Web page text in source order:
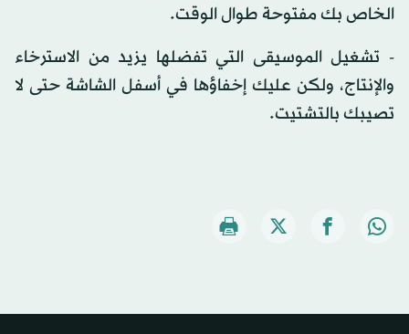
الخاص بك مفتوحة طوال الوقت.
- تشغيل الموسيقى التي تفضلها يزيد من الاسترخاء
والإنتاج، ولكن عليك إخفاؤها في أسفل الشاشة حتى لا
تصيبك بالتشتيت.